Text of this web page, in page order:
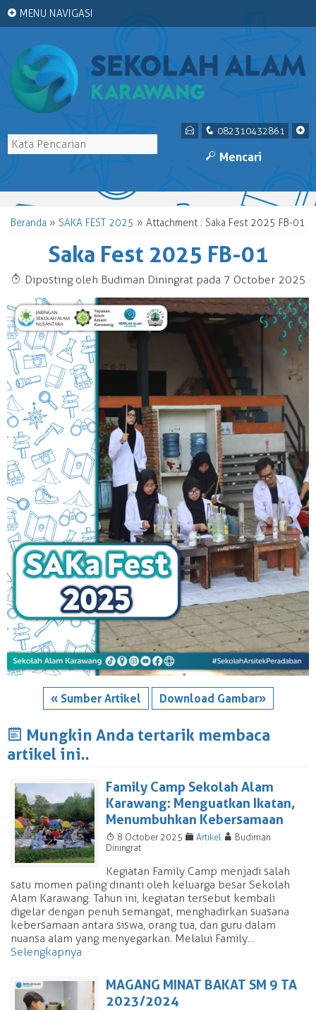
+ MENU NAVIGASI
+
q 082310432861
E
M Mencari
Beranda » SAKA FEST 2025 » Attachment : Saka Fest 2025 FB-01
Saka Fest 2025 FB-01
T Diposting oleh Budiman Diningrat pada 7 October 2025
« Sumber Artikel Download Gambar»
J Mungkin Anda tertarik membaca
artikel ini..
Family Camp Sekolah Alam
Karawang: Menguatkan Ikatan,
Menumbuhkan Kebersamaan
T 8 October 2025 F Artikel A Budiman
Diningrat
Kegiatan Family Camp menjadi salah
satu momen paling dinanti oleh keluarga besar Sekolah
Alam Karawang. Tahun ini, kegiatan tersebut kembali
digelar dengan penuh semangat, menghadirkan suasana
kebersamaan antara siswa, orang tua, dan guru dalam
nuansa alam yang menyegarkan. Melalui Family...
Selengkapnya
MAGANG MINAT BAKAT SM 9 TA
2023/2024